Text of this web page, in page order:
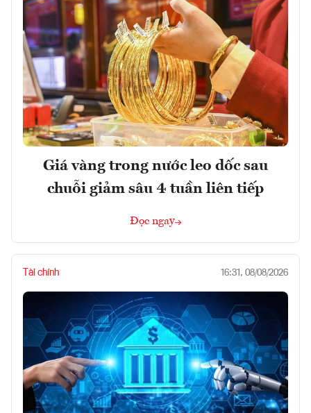
Giá vàng trong nước leo dốc sau
chuỗi giảm sâu 4 tuần liên tiếp
Đọc ngay
Tài chính 16:31, 08/08/2026